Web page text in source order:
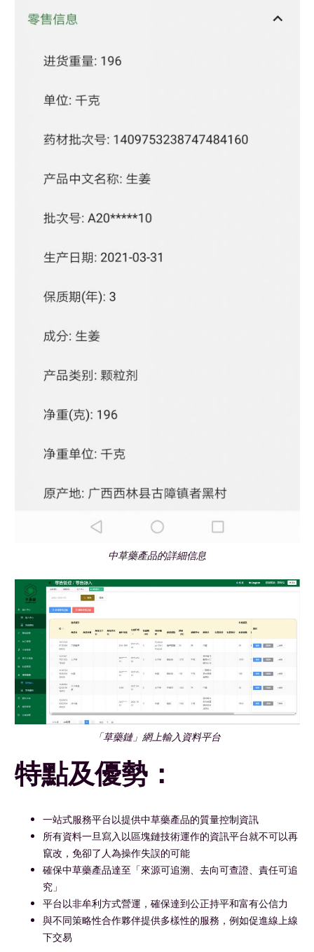
中草藥產品的詳細信息
「草藥鏈」網上輸入資料平台
特點及優勢：
一站式服務平台以提供中草藥產品的質量控制資訊
所有資料一旦寫入以區塊鏈技術運作的資訊平台就不可以再
竄改，免卻了人為操作失誤的可能
確保中草藥產品達至「來源可追溯、去向可查證、責任可追
究」
平台以非牟利方式營運，確保達到公正持平和富有公信力
與不同策略性合作夥伴提供多樣性的服務，例如促進線上線
下交易